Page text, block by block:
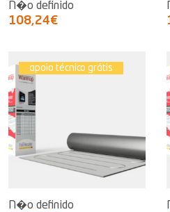
N�o definido
108,24€
apoio técnico grátis
N�o definido